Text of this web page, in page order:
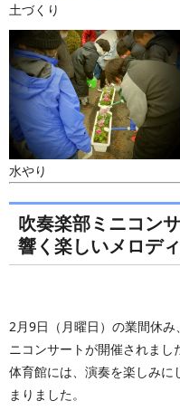
土づくり
水やり
吹奏楽部ミニコン
響く楽しいメロデ
2月9日（月曜日）の業間休
ニコンサートが開催されまし
体育館には、演奏を楽しみ
まりました。